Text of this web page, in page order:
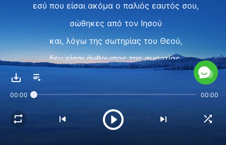
εσύ που είσαι ακόμα ο παλιός εαυτός σου,
σώθηκες από τον Ιησού
και, λόγω της σωτηρίας του Θεού,
δεν είσαι άνθρωπος της αμαρτίας,
ότι δεν έχεις αμαρτία και ακαθαρσία.
Πώς είναι δυνατόν να καθαγιαστείς
αν δεν έχεις αλλαχτεί;
00:00 00:00